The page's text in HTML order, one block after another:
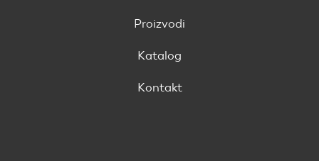
Proizvodi
Katalog
Kontakt